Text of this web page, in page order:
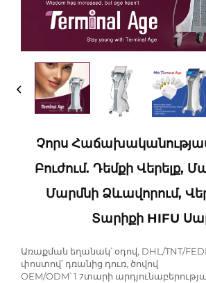
Չորս
Բուժում. Դեմքի Վերելք,
Մարմնի Ձևավորում,
Տարիքի HIFU
Առաքման եղանակ՝ օդով, DHL/TNT/
փոստով՝ դռանից դուռ, ծովով
OEM/ODM՝ 1 7տարի